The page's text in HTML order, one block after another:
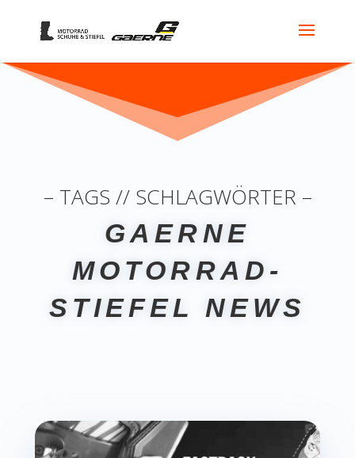
– TAGS // SCHLAGWÖRTER –
GAERNE
MOTORRAD-
STIEFEL NEWS